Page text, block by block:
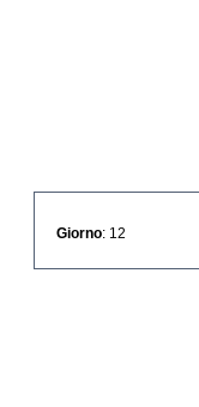
Giorno : 12